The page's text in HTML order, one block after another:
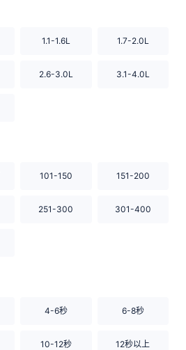
1.1-1.6L 1.7-2.0L
2.6-3.0L 3.1-4.0L
101-150 151-200
251-300 301-400
4-6秒 6-8秒
10-12秒 12秒以上